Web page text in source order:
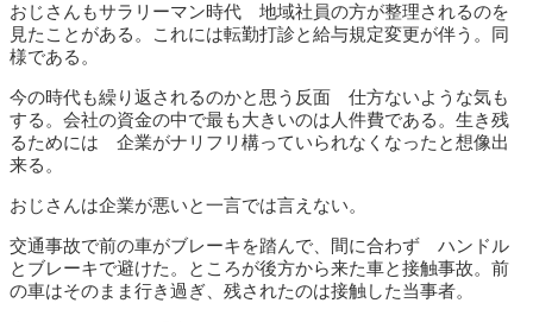
おじさんもサラリーマン時代 地域社員の方が整理されるのを
見たことがある。これには転勤打診と給与規定変更が伴う。同
様である。
今の時代も繰り返されるのかと思う反面 仕方ないような気も
する。会社の資金の中で最も大きいのは人件費である。生き残
るためには 企業がナリフリ構っていられなくなったと想像出
来る。
おじさんは企業が悪いと一言では言えない。
交通事故で前の車がブレーキを踏んで、間に合わず ハンドル
とブレーキで避けた。ところが後方から来た車と接触事故。前
の車はそのまま行き過ぎ、残されたのは接触した当事者。